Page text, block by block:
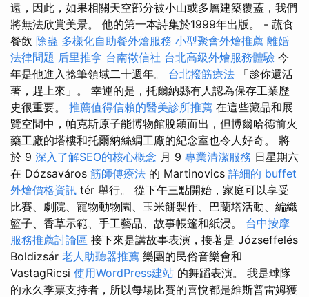
遠，因此，如果相關天空部分被小山或多層建築覆蓋，我們
將無法欣賞美景。 他的第一本詩集於1999年出版。 - 蔬食
餐飲 除蟲 多樣化自助餐外燴服務 小型聚會外燴推薦 離婚
法律問題 后里推拿 台南徵信社 台北高級外燴服務體驗 今
年是他進入捻筆領域二十週年。 台北撥筋療法 「趁你還活
著，趕上來」。 幸運的是，托爾納縣有人認為保存工業歷
史很重要。 推薦值得信賴的醫美診所推薦 在這些藏品和展
覽空間中，帕克斯原子能博物館脫穎而出，但博爾哈德前火
藥工廠的塔樓和托爾納絲綢工廠的紀念室也令人好奇。 將
於 9 深入了解SEO的核心概念 月 9 專業清潔服務 日星期六
在 Dózsaváros 筋師傅療法 的 Martinovics 詳細的 buffet
外燴價格資訊 tér 舉行。 從下午三點開始，家庭可以享受
比賽、劇院、寵物動物園、玉米餅製作、巴蘭塔活動、編織
籃子、香草示範、手工藝品、故事帳篷和紙浸。 台中按摩
服務推薦討論區 接下來是講故事表演，接著是 Józseffelés
Boldizsár 老人助聽器推薦 樂團的民俗音樂會和
VastagRicsi 使用WordPress建站 的舞蹈表演。 我是球隊
的永久季票支持者，所以每場比賽的喜悅都是維斯普雷姆獲